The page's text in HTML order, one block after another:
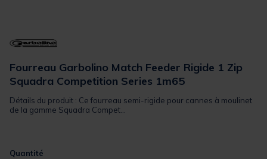
Fourreau Garbolino Match Feeder Rigide 1 Zip
Squadra Competition Series 1m65
Détails du produit : Ce fourreau semi-rigide pour cannes à moulinet
de la gamme Squadra Compet...
Quantité